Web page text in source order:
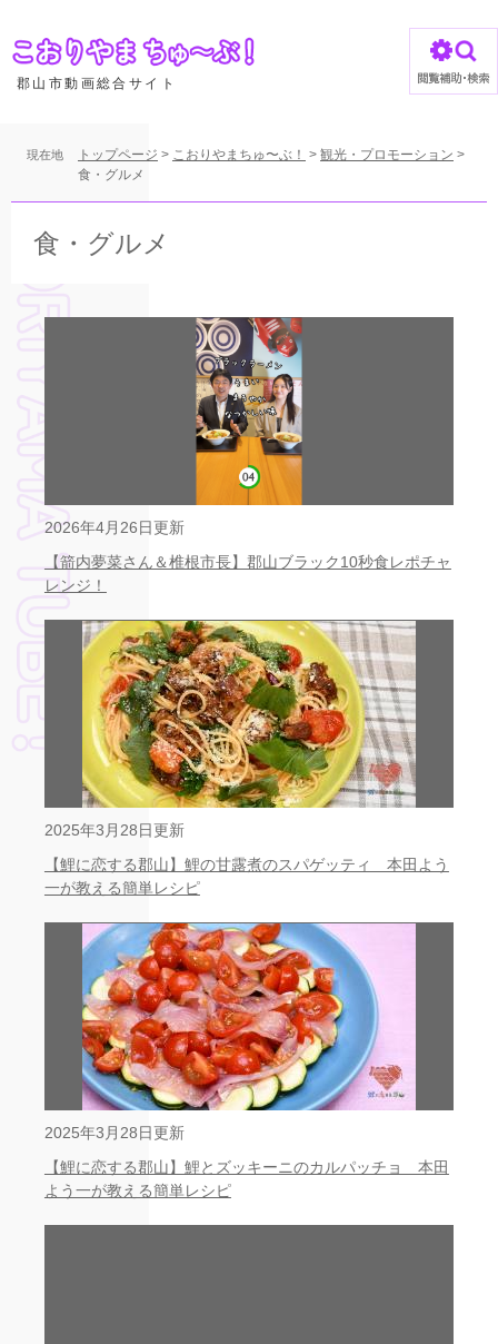
ジ
。
郡山市動画総合サイト
現在地 トップページ > こおりやまちゅ〜ぶ！ > 観光・プロモーション >
食・グルメ
食・グルメ
2026年4月26日更新
【箭内夢菜さん＆椎根市長】郡山ブラック10秒食レポチャ
レンジ！
2025年3月28日更新
【鯉に恋する郡山】鯉の甘露煮のスパゲッティ 本田よう
一が教える簡単レシピ
2025年3月28日更新
【鯉に恋する郡山】鯉とズッキーニのカルパッチョ 本田
よう一が教える簡単レシピ